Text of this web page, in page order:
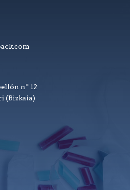
nº 12
(Bizkaia)